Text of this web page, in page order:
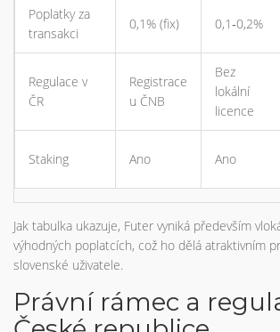
Poplatky za
transakci
0,1% (fix) 0,1‑0,2%
Regulace v
ČR
Registrace
u ČNB
Bez
lokální
licence
Staking Ano Ano
Jak tabulka ukazuje, Futer vyniká především
výhodných poplatcích, což ho dělá atraktivním
slovenské uživatele.
Právní rámec a